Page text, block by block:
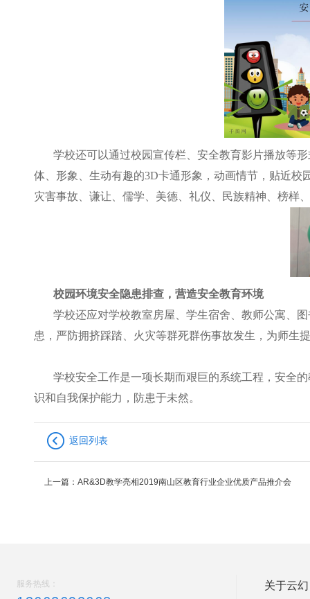
学校还可以通过校园宣传栏、安全教育影片播放等
体、形象、生动有趣的3D卡通形象，动画情节，贴近
灾害事故、谦让、儒学、美德、礼仪、民族精神、榜样
校园环境安全隐患排查，营造安全教育环境
学校还应对学校教室房屋、学生宿舍、教师公寓、
患，严防拥挤踩踏、火灾等群死群伤事故发生，为师生
学校安全工作是一项长期而艰巨的系统工程，安全
识和自我保护能力，防患于未然。
返回列表
上一篇： AR&3D教学亮相2019南山区教育行业企业优质产品推介会
服务热线： 关于云幻